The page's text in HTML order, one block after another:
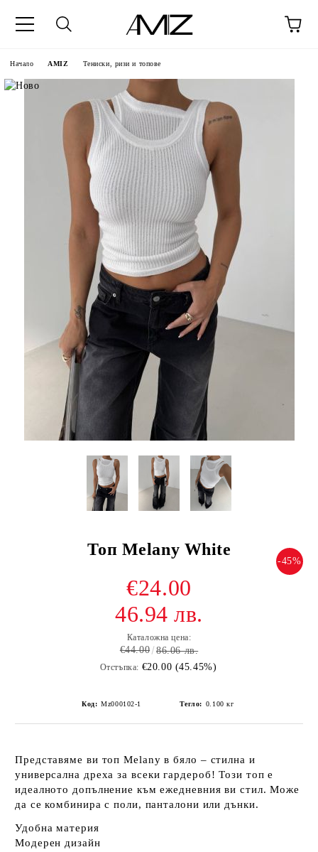
Начало AMIZ Тениски, ризи и топове
Топ Melany White
-45%
€24.00
46.94 лв.
Каталожна цена:
€44.00 86.06 лв.
Отстъпка: €20.00 (45.45%)
Код: Mz000102-1 Тегло: 0.100 кг
Представяме ви топ Melany в бяло – стилна и
универсална дреха за всеки гардероб! Този топ е
идеалното допълнение към ежедневния ви стил. Може
да се комбинира с поли, панталони или дънки.
Удобна материя
Модерен дизайн